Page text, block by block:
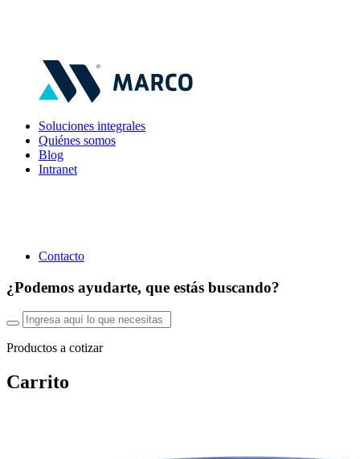
Soluciones integrales
Quiénes somos
Blog
Intranet
Contacto
¿Podemos ayudarte, que estás buscando?
Productos a cotizar
Carrito